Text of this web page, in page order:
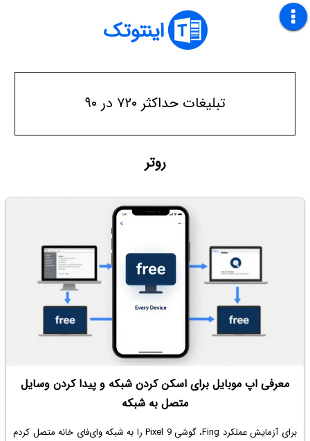
اینتوتک
تبلیغات حداکثر ۷۲۰ در ۹۰
روتر
معرفی اپ موبایل برای اسکن کردن شبکه و پیدا کردن وسایل
متصل به شبکه
برای آزمایش عملکرد Fing، گوشی Pixel 9 را به شبکه وای‌فای خانه متصل کردم